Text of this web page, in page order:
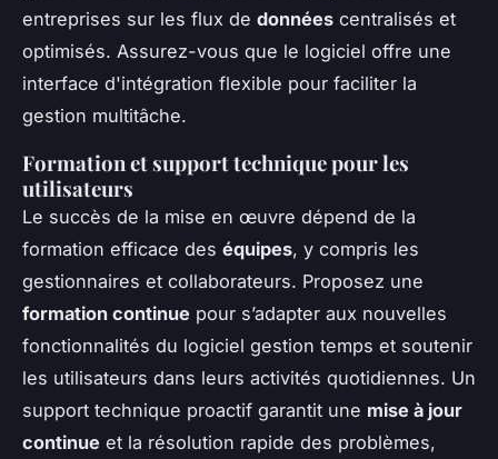
entreprises sur les flux de données centralisés et
optimisés. Assurez-vous que le logiciel offre une
interface d'intégration flexible pour faciliter la
gestion multitâche.
Formation et support technique pour les
utilisateurs
Le succès de la mise en œuvre dépend de la
formation efficace des équipes, y compris les
gestionnaires et collaborateurs. Proposez une
formation continue pour s’adapter aux nouvelles
fonctionnalités du logiciel gestion temps et soutenir
les utilisateurs dans leurs activités quotidiennes. Un
support technique proactif garantit une mise à jour
continue et la résolution rapide des problèmes,